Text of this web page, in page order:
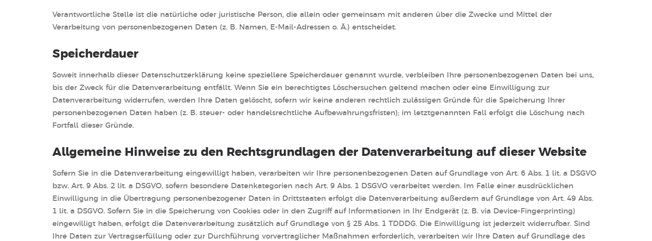
Verantwortliche Stelle ist die natürliche oder juristische Person, die allein oder gemeinsam mit anderen über die Zwecke und Mittel der
Verarbeitung von personenbezogenen Daten (z. B. Namen, E-Mail-Adressen o. Ä.) entscheidet.
Speicherdauer
Soweit innerhalb dieser Datenschutzerklärung keine speziellere Speicherdauer genannt wurde, verbleiben Ihre personenbezogenen Daten bei uns,
bis der Zweck für die Datenverarbeitung entfällt. Wenn Sie ein berechtigtes Löschersuchen geltend machen oder eine Einwilligung zur
Datenverarbeitung widerrufen, werden Ihre Daten gelöscht, sofern wir keine anderen rechtlich zulässigen Gründe für die Speicherung Ihrer
personenbezogenen Daten haben (z. B. steuer- oder handelsrechtliche Aufbewahrungsfristen); im letztgenannten Fall erfolgt die Löschung nach
Fortfall dieser Gründe.
Allgemeine Hinweise zu den Rechtsgrundlagen der Datenverarbeitung auf dieser Website
Sofern Sie in die Datenverarbeitung eingewilligt haben, verarbeiten wir Ihre personenbezogenen Daten auf Grundlage von Art. 6 Abs. 1 lit. a DSGVO
bzw. Art. 9 Abs. 2 lit. a DSGVO, sofern besondere Datenkategorien nach Art. 9 Abs. 1 DSGVO verarbeitet werden. Im Falle einer ausdrücklichen
Einwilligung in die Übertragung personenbezogener Daten in Drittstaaten erfolgt die Datenverarbeitung außerdem auf Grundlage von Art. 49 Abs.
1 lit. a DSGVO. Sofern Sie in die Speicherung von Cookies oder in den Zugriff auf Informationen in Ihr Endgerät (z. B. via Device-Fingerprinting)
eingewilligt haben, erfolgt die Datenverarbeitung zusätzlich auf Grundlage von § 25 Abs. 1 TDDDG. Die Einwilligung ist jederzeit widerrufbar. Sind
Ihre Daten zur Vertragserfüllung oder zur Durchführung vorvertraglicher Maßnahmen erforderlich, verarbeiten wir Ihre Daten auf Grundlage des